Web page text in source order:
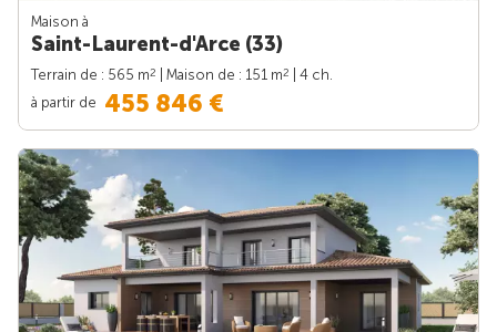
Maison à
Saint-Laurent-d'Arce (33)
Terrain de : 565 m2 | Maison de : 151 m2
| 4 ch.
à partir de 455 846 €